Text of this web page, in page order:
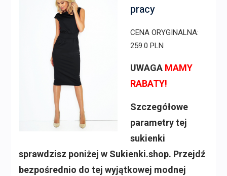
pracy
CENA ORYGINALNA:
259.0 PLN
UWAGA MAMY
RABATY!
Szczegółowe
parametry tej
sukienki
sprawdzisz poniżej w Sukienki.shop. Przejdź
bezpośrednio do tej wyjątkowej modnej